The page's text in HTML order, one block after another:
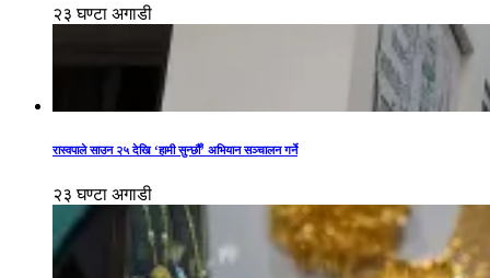
२३ घण्टा अगाडी
रास्वपाले साउन २५ देखि ‘हामी सुन्छौँ’ अभियान सञ्चालन गर्ने
२३ घण्टा अगाडी